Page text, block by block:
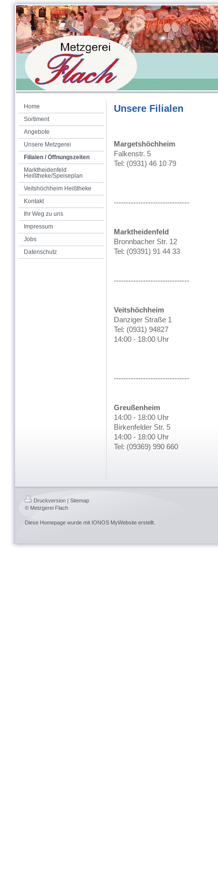
Home
Sortiment
Angebote
Unsere Metzgerei
Filialen / Öffnungszeiten
Marktheidenfeld
Heißtheke/Speiseplan
Veitshöchheim Heißtheke
Kontakt
Ihr Weg zu uns
Impressum
Jobs
Datenschutz
Unsere Filialen
Margetshöchheim
Falkenstr. 5 Mo
Tel: (0931) 46 10
-------------------------------
Bronnbacher Str.
Tel: (09391) 91 44
-------------------------------
Veitshöchheim
Danziger Straße
Tel: (0931) 94827
14:00 - 18:00 Uhr
-------------------------------
14:00 - 18:00 Uhr
Birkenfelder Str.
14:00 - 18:00 Uhr
Tel: (09369) 990
Druckversion | Sitemap
© Metzgerei Flach
Diese Homepage wurde mit IONOS MyWebsite erstellt.